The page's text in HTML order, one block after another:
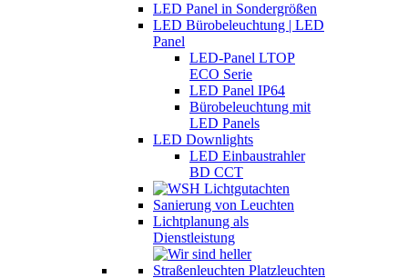
LED Panel in Sondergrößen
LED Bürobeleuchtung | LED
Panel
LED-Panel LTOP
ECO Serie
LED Panel IP64
Bürobeleuchtung mit
LED Panels
LED Downlights
LED Einbaustrahler
BD CCT
Sanierung von Leuchten
Lichtplanung als
Dienstleistung